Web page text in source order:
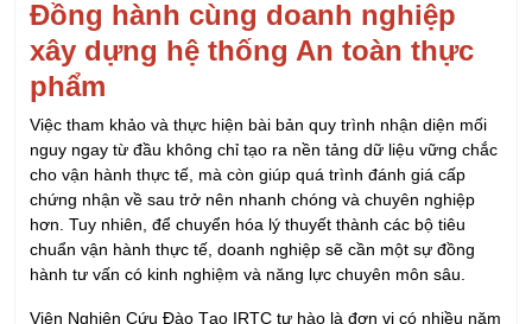
DIỆN
15/08/2026
KHÓA QUẢN LÝ KINH DOANH
Khóa Học Kỹ Năng Đàm Phán Thương Lượng
21/08/2026
Khóa học Kỹ Năng Dịch Vụ Khách Hàng Qua
Điện Thoại